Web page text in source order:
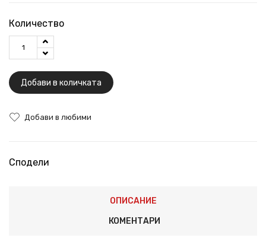
Количество
Добави в количката
Добави в любими
Сподели
ОПИСАНИЕ
КОМЕНТАРИ